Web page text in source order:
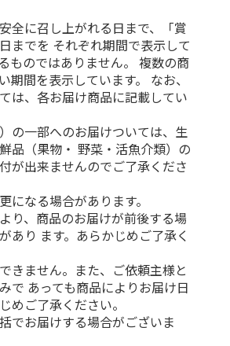
全に召し上がれる日まで、「賞
までを それぞれ期間で表示して
ものではありません。 複数の商
間を表示しています。 なお、
は、各お届け商品に記載してい
の一部へのお届けついては、生
品（果物・ 野菜・活魚介類）の
が出来ませんのでご了承くださ
なる場合があります。
り、商品のお届けが前後する場
あり ます。あらかじめご了承く
きません。また、ご依頼主様と
で あっても商品によりお届け日
めご了承ください。
でお届けする場合がございま